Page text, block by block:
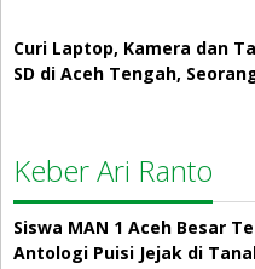
Curi Laptop, Kamera dan
SD di Aceh Tengah,
Keber Ari Ranto
Siswa MAN 1 Aceh Besar
Antologi Puisi Jejak di